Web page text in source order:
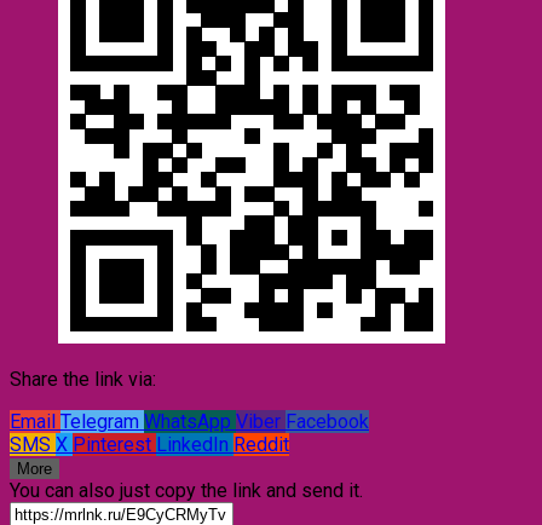
Share the link via:
Email Telegram WhatsApp Viber Facebook
SMS X Pinterest LinkedIn Reddit
More
You can also just copy the link and send it.